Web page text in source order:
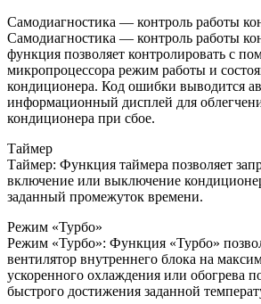
Самодиагностика — контроль работы
Самодиагностика — контроль работы
функция позволяет контролировать с
микропроцессора режим работы и
кондиционера. Код ошибки выводится
информационный дисплей для
кондиционера при сбое.
Таймер
Таймер: Функция таймера позволяет
включение или выключение
заданный промежуток времени.
Режим «Турбо»
Режим «Турбо»: Функция «Турбо»
вентилятор внутреннего блока на
ускоренного охлаждения или обогрева
быстрого достижения заданной